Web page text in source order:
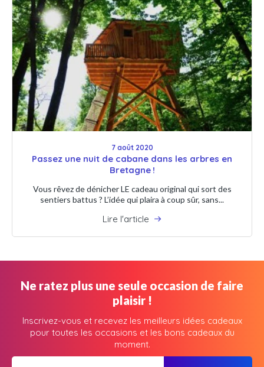
7 août 2020
Passez une nuit de cabane dans les arbres en
Bretagne !
Vous rêvez de dénicher LE cadeau original qui sort des
sentiers battus ? L’idée qui plaira à coup sûr, sans...
Lire l'article
Ne ratez plus une seule occasion de faire
plaisir !
Inscrivez-vous et recevez les meilleurs idées cadeaux
pour toutes les occasions et les bons cadeaux du
moment.